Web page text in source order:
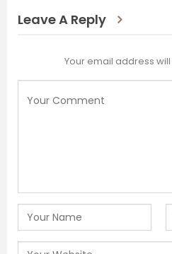
Leave A Reply
Your email address